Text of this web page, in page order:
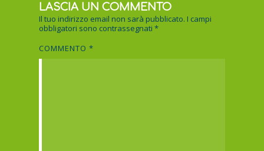
LASCIA UN COMMENTO
Il tuo indirizzo email non sarà pubblicato. I campi
obbligatori sono contrassegnati*
COMMENTO*